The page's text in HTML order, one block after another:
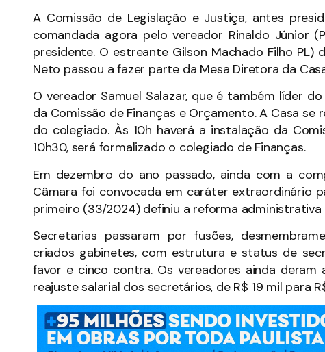
A Comissão de Legislação e Justiça, antes
comandada agora pelo vereador Rinaldo Júnior
presidente. O estreante Gilson Machado Filho
Neto passou a fazer parte da Mesa Diretora da
O vereador Samuel Salazar, que é também líder
da Comissão de Finanças e Orçamento. A Casa
do colegiado. Às 10h haverá a instalação da
10h30, será formalizado o colegiado de Finanças.
Em dezembro do ano passado, ainda com a
Câmara foi convocada em caráter extraordinário
primeiro (33/2024) definiu a reforma administrativa
Secretarias passaram por fusões,
criados gabinetes, com estrutura e status de
favor e cinco contra. Os vereadores ainda
reajuste salarial dos secretários, de R$ 19 mil para